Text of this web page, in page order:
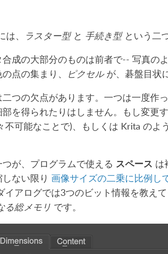
、 ラスター型と 手続き型という二
成の大部分のものは前者で-- 写真の
点の集まり、
ピクセルが、碁盤目状
つの欠点があります。一つは一度作
を得られたりはしません。もし変更
不可能なことで)、もしくは Krita のよ
が、プログラムで使える スペース は
ない限り 画像サイズの二乗に比例し
イアログでは3つのビット情報を教え
る総メモリ です。